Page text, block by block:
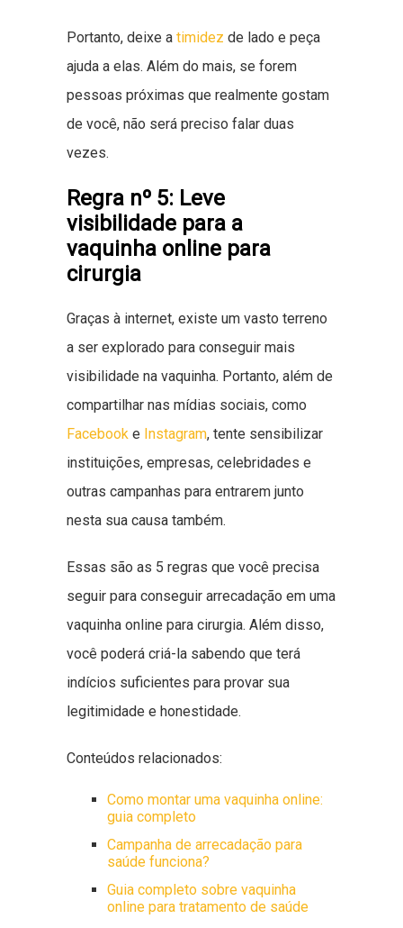
Portanto, deixe a timidez de lado e peça
ajuda a elas. Além do mais, se forem
pessoas próximas que realmente gostam
de você, não será preciso falar duas
vezes.
Regra nº 5: Leve
visibilidade para a
vaquinha online para
cirurgia
Graças à internet, existe um vasto terreno
a ser explorado para conseguir mais
visibilidade na vaquinha. Portanto, além de
compartilhar nas mídias sociais, como
Facebook e Instagram, tente sensibilizar
instituições, empresas, celebridades e
outras campanhas para entrarem junto
nesta sua causa também.
Essas são as 5 regras que você precisa
seguir para conseguir arrecadação em uma
vaquinha online para cirurgia. Além disso,
você poderá criá-la sabendo que terá
indícios suficientes para provar sua
legitimidade e honestidade.
Conteúdos relacionados:
Como montar uma vaquinha online:
guia completo
Campanha de arrecadação para
saúde funciona?
Guia completo sobre vaquinha
online para tratamento de saúde